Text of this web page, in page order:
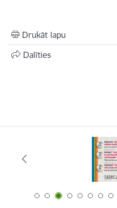
Drukāt lapu
Dalīties